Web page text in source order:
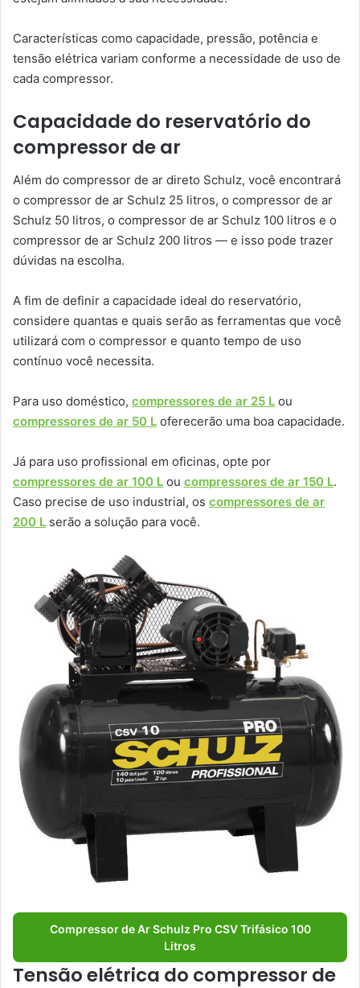
Características como capacidade, pressão, potência e
tensão elétrica variam conforme a necessidade de uso de
cada compressor.
Capacidade do reservatório do
compressor de ar
Além do compressor de ar direto Schulz, você encontrará
o compressor de ar Schulz 25 litros, o compressor de ar
Schulz 50 litros, o compressor de ar Schulz 100 litros e o
compressor de ar Schulz 200 litros — e isso pode trazer
dúvidas na escolha.
A fim de definir a capacidade ideal do reservatório,
considere quantas e quais serão as ferramentas que você
utilizará com o compressor e quanto tempo de uso
contínuo você necessita.
Para uso doméstico, compressores de ar 25 L ou
compressores de ar 50 L oferecerão uma boa capacidade.
Já para uso profissional em oficinas, opte por
compressores de ar 100 L ou compressores de ar 150 L.
Caso precise de uso industrial, os compressores de ar
200 L serão a solução para você.
Compressor de Ar Schulz Pro CSV Trifásico 100
Litros
Tensão elétrica do compressor de